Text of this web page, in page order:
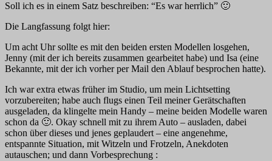
Soll ich es in einem Satz beschreiben: “Es war herrlich” 🙂
Die Langfassung folgt hier:
Um acht Uhr sollte es mit den beiden ersten Modellen losgehen,
Jenny (mit der ich bereits zusammen gearbeitet habe) und Isa (eine
Bekannte, mit der ich vorher per Mail den Ablauf besprochen hatte).
Ich war extra etwas früher im Studio, um mein Lichtsetting
vorzubereiten; habe auch flugs einen Teil meiner Gerätschaften
ausgeladen, da klingelte mein Handy – meine beiden Modelle waren
schon da 🙂. Okay schnell mit zu ihrem Auto – ausladen, dabei
schon über dieses und jenes geplaudert – eine angenehme,
entspannte Situation, mit Witzeln und Frotzeln, Anekdoten
autauschen; und dann Vorbesprechung :